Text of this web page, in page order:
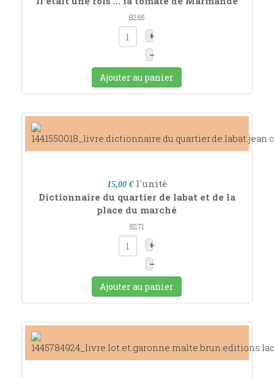
8265
+
–
Ajouter au panier
15,00 € l'unité
Dictionnaire du quartier de labat et de la
place du marché
8271
+
–
Ajouter au panier